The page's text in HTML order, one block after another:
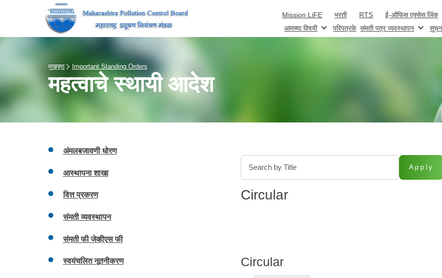
Mission LiFE भरती RTS ई-ऑफिस एक्सेस लिंक
आमच्या विषयी परिपत्रके संमती पत्र व्यवस्थापन
मुखपृष्ठ Important Standing Orders
महत्वाचे स्थायी आदेश
Apply
Circular
Circular
अंमलबजावणी धोरण
आस्थापना शाखा
वित्त प्रकरण
संमती व्यवस्थापन
संमती फी जेव्हीएस फी
स्वयंचलित नूतनीकरण